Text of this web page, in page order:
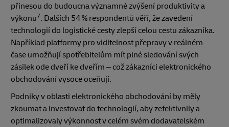
přinesou do budoucna významné zvýšení produktivity a
výkonu7. Dalších 54 % respondentů věří, že zavedení
technologií do logistické cesty zlepší celou cestu zákazníka.
Například platformy pro viditelnost přepravy v reálném
čase umožňují spotřebitelům mít plné sledování svých
zásilek ode dveří ke dveřím – což zákazníci elektronického
obchodování vysoce oceňují.
Podniky v oblasti elektronického obchodování by měly
zkoumat a investovat do technologií, aby zefektivnily a
optimalizovaly výkonnost v celém svém dodavatelském